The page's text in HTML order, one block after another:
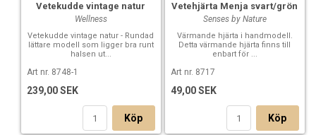
Vetekudde vintage natur
Wellness
Vetekudde vintage natur - Rundad
lättare modell som ligger bra runt
halsen ut...
Art nr. 8748-1
239,00 SEK
Köp
Vetehjärta Menja svart/grön
Senses by Nature
Värmande hjärta i handmodell.
Detta värmande hjärta finns till
enbart för ...
Art nr. 8717
49,00 SEK
Köp